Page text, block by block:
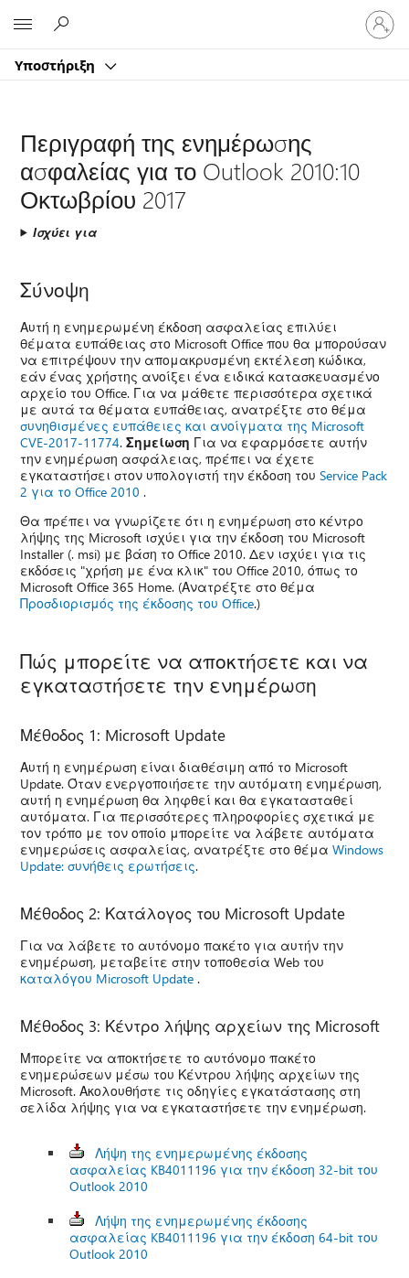
Υποστήριξη
Είσοδος
στον
Περιγραφή της ενημέρωσης
ασφαλείας για το Outlook 2010:10
Οκτωβρίου 2017
Ισχύει για
Σύνοψη
Αυτή η ενημερωμένη έκδοση ασφαλείας επιλύει
θέματα ευπάθειας στο Microsoft Office που θα μπορούσαν
να επιτρέψουν την απομακρυσμένη εκτέλεση κώδικα,
εάν ένας χρήστης ανοίξει ένα ειδικά κατασκευασμένο
αρχείο του Office. Για να μάθετε περισσότερα σχετικά
με αυτά τα θέματα ευπάθειας, ανατρέξτε στο θέμα
συνηθισμένες ευπάθειες και ανοίγματα της Microsoft
CVE-2017-11774.Σημείωση Για να εφαρμόσετε αυτήν
την ενημέρωση ασφάλειας, πρέπει να έχετε
εγκαταστήσει στον υπολογιστή την έκδοση τουService Pack
2 για το Office 2010 .
Θα πρέπει να γνωρίζετε ότι η ενημέρωση στο κέντρο
λήψης της Microsoft ισχύει για την έκδοση του Microsoft
Installer (. msi) με βάση το Office 2010. Δεν ισχύει για τις
εκδόσεις "χρήση με ένα κλικ" του Office 2010, όπως το
Microsoft Office 365 Home. (Ανατρέξτε στο θέμα
Προσδιορισμός της έκδοσης του Office.)
Πώς μπορείτε να αποκτήσετε και να
εγκαταστήσετε την ενημέρωση
Μέθοδος 1: Microsoft Update
Αυτή η ενημέρωση είναι διαθέσιμη από το Microsoft
Update. Όταν ενεργοποιήσετε την αυτόματη ενημέρωση,
αυτή η ενημέρωση θα ληφθεί και θα εγκατασταθεί
αυτόματα. Για περισσότερες πληροφορίες σχετικά με
τον τρόπο με τον οποίο μπορείτε να λάβετε αυτόματα
ενημερώσεις ασφαλείας, ανατρέξτε στο θέμαWindows
Update: συνήθεις ερωτήσεις.
Μέθοδος 2: Κατάλογος του Microsoft Update
Για να λάβετε το αυτόνομο πακέτο για αυτήν την
ενημέρωση, μεταβείτε στην τοποθεσία Web του
καταλόγου Microsoft Update .
Μέθοδος 3: Κέντρο λήψης αρχείων της Microsoft
Μπορείτε να αποκτήσετε το αυτόνομο πακέτο
ενημερώσεων μέσω του Κέντρου λήψης αρχείων της
Microsoft. Ακολουθήστε τις οδηγίες εγκατάστασης στη
σελίδα λήψης για να εγκαταστήσετε την ενημέρωση.
Λήψη της ενημερωμένης έκδοσης
ασφαλείας KB4011196 για την έκδοση 32-bit του
Outlook 2010
Λήψη της ενημερωμένης έκδοσης
ασφαλείας KB4011196 για την έκδοση 64-bit του
Outlook 2010